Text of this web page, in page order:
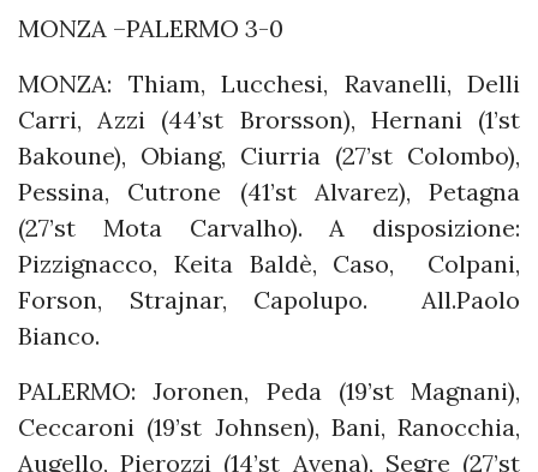
MONZA –PALERMO 3-0
MONZA: Thiam, Lucchesi, Ravanelli, Delli
Carri, Azzi (44’st Brorsson), Hernani (1’st
Bakoune), Obiang, Ciurria (27’st Colombo),
Pessina, Cutrone (41’st Alvarez), Petagna
(27’st Mota Carvalho). A disposizione:
Pizzignacco, Keita Baldè, Caso, Colpani,
Forson, Strajnar, Capolupo. All.Paolo
Bianco.
PALERMO: Joronen, Peda (19’st Magnani),
Ceccaroni (19’st Johnsen), Bani, Ranocchia,
Augello, Pierozzi (14’st Avena), Segre (27’st